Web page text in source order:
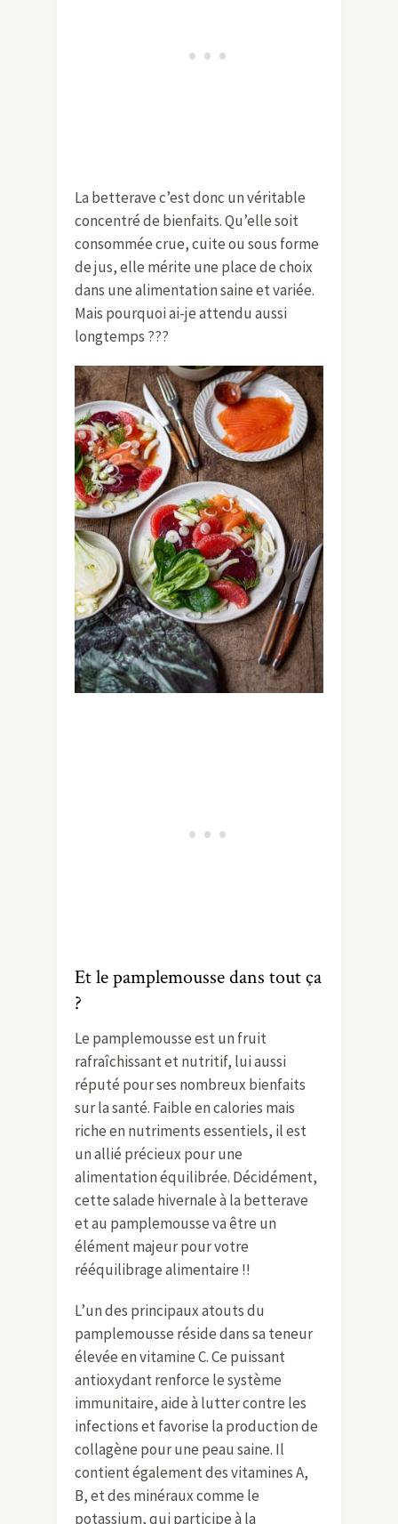
La betterave c’est donc un véritable
concentré de bienfaits. Qu’elle soit
consommée crue, cuite ou sous forme
de jus, elle mérite une place de choix
dans une alimentation saine et variée.
Mais pourquoi ai-je attendu aussi
longtemps ???
Et le pamplemousse dans tout ça
?
Le pamplemousse est un fruit
rafraîchissant et nutritif, lui aussi
réputé pour ses nombreux bienfaits
sur la santé. Faible en calories mais
riche en nutriments essentiels, il est
un allié précieux pour une
alimentation équilibrée. Décidément,
cette salade hivernale à la betterave
et au pamplemousse va être un
élément majeur pour votre
rééquilibrage alimentaire !!
L’un des principaux atouts du
pamplemousse réside dans sa teneur
élevée en vitamine C. Ce puissant
antioxydant renforce le système
immunitaire, aide à lutter contre les
infections et favorise la production de
collagène pour une peau saine. Il
contient également des vitamines A,
B, et des minéraux comme le
potassium, qui participe à la